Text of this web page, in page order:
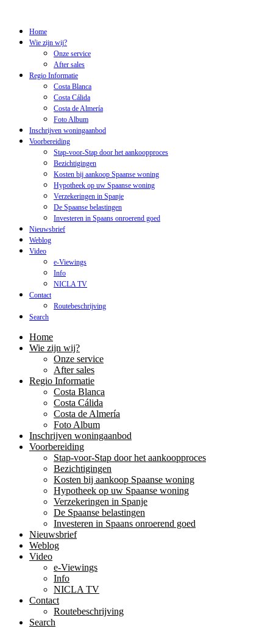
Home
Wie zijn wij?
Onze service
After sales
Regio Informatie
Costa Blanca
Costa Cálida
Costa de Almería
Foto Album
Inschrijven woningaanbod
Voorbereiding
Stap-voor-Stap door het aankoopproces
Bezichtigingen
Kosten bij aankoop Spaanse woning
Hypotheek op uw Spaanse woning
Verzekeringen in Spanje
De Spaanse belastingen
Investeren in Spaans onroerend goed
Nieuwsbrief
Weblog
Video
e-Viewings
Info
NICLA TV
Contact
Routebeschrijving
Search
Home
Wie zijn wij?
Onze service
After sales
Regio Informatie
Costa Blanca
Costa Cálida
Costa de Almería
Foto Album
Inschrijven woningaanbod
Voorbereiding
Stap-voor-Stap door het aankoopproces
Bezichtigingen
Kosten bij aankoop Spaanse woning
Hypotheek op uw Spaanse woning
Verzekeringen in Spanje
De Spaanse belastingen
Investeren in Spaans onroerend goed
Nieuwsbrief
Weblog
Video
e-Viewings
Info
NICLA TV
Contact
Routebeschrijving
Search